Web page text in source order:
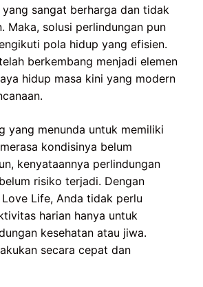
yang sangat berharga dan tidak
Maka, solusi perlindungan pun
pola hidup yang efisien.
berkembang menjadi elemen
hidup masa kini yang modern
yang menunda untuk memiliki
kondisinya belum
kenyataannya perlindungan
risiko terjadi. Dengan
Life, Anda tidak perlu
harian hanya untuk
kesehatan atau jiwa.
secara cepat dan